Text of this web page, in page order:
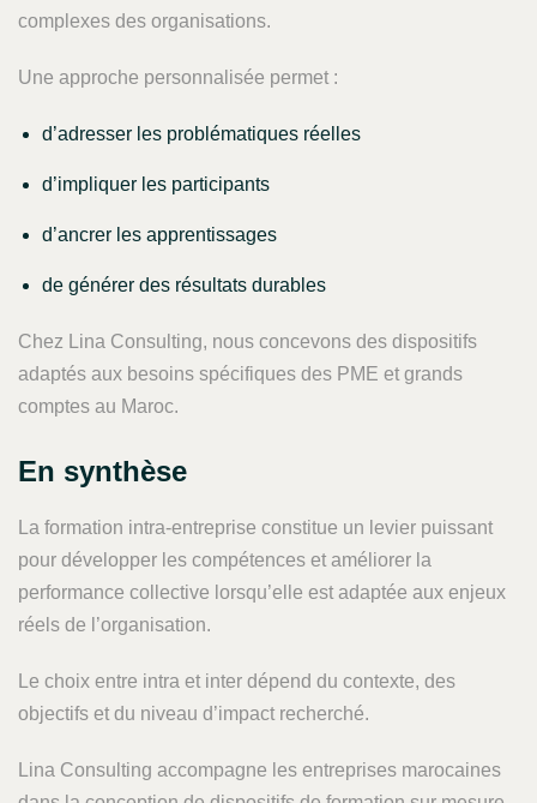
complexes des organisations.
Une approche personnalisée permet :
d’adresser les problématiques réelles
d’impliquer les participants
d’ancrer les apprentissages
de générer des résultats durables
Chez Lina Consulting, nous concevons des dispositifs
adaptés aux besoins spécifiques des PME et grands
comptes au Maroc.
En synthèse
La formation intra-entreprise constitue un levier puissant
pour développer les compétences et améliorer la
performance collective lorsqu’elle est adaptée aux enjeux
réels de l’organisation.
Le choix entre intra et inter dépend du contexte, des
objectifs et du niveau d’impact recherché.
Lina Consulting accompagne les entreprises marocaines